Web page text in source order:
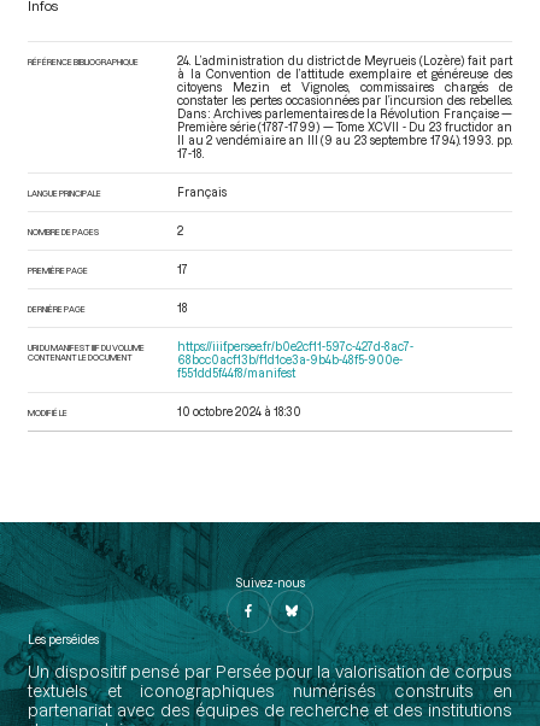
Infos
RÉFÉRENCE BIBLIOGRAPHIQUE
24. L’administration du district de Meyrueis (Lozère) fait part
à la Convention de l’attitude exemplaire et généreuse des
citoyens Mezin et Vignoles, commissaires chargés de
constater les pertes occasionnées par l’incursion des rebelles.
Dans : Archives parlementaires de la Révolution Française —
Première série (1787-1799) — Tome XCVII - Du 23 fructidor an
II au 2 vendémiaire an III (9 au 23 septembre 1794). 1993. pp.
17-18.
LANGUE PRINCIPALE Français
NOMBRE DE PAGES 2
PREMIÈRE PAGE 17
DERNIÈRE PAGE 18
URI DU MANIFEST IIIF DU VOLUME
CONTENANT LE DOCUMENT
https://iiif.persee.fr/b0e2cf11-597c-427d-8ac7-
68bcc0acf13b/f1d1ce3a-9b4b-48f5-900e-
f551dd5f44f8/manifest
MODIFIÉ LE 10 octobre 2024 à 18:30
Suivez-nous
Les perséides
Un dispositif pensé par Persée pour la valorisation de corpus
textuels et iconographiques numérisés construits en
partenariat avec des équipes de recherche et des institutions